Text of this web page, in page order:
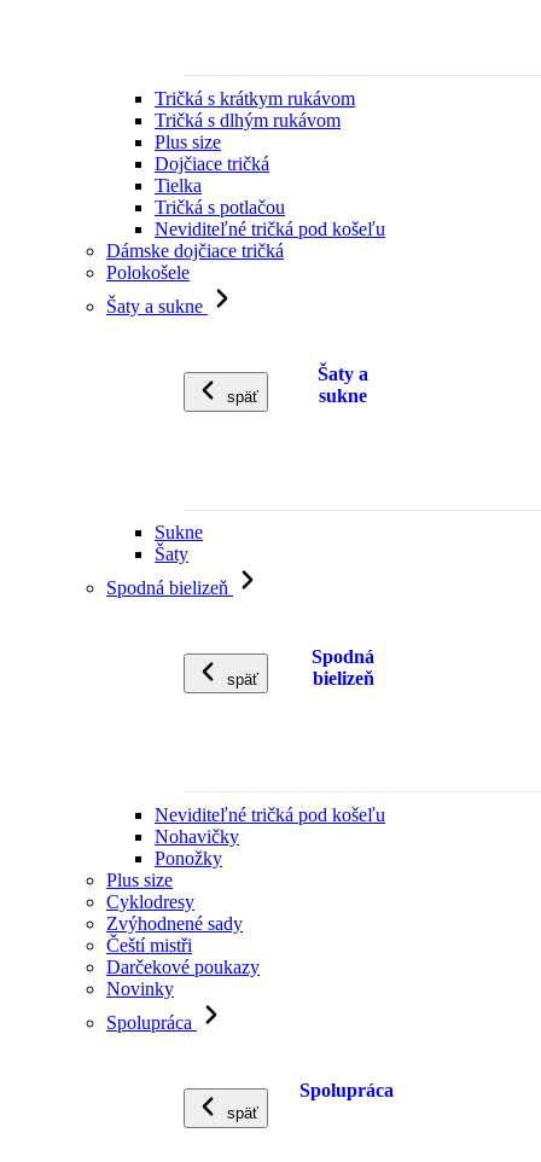
Tričká s krátkym rukávom
Tričká s dlhým rukávom
Plus size
Dojčiace tričká
Tielka
Tričká s potlačou
Neviditeľné tričká pod košeľu
Dámske dojčiace tričká
Polokošele
Šaty a sukne
späť
Šaty a
sukne
Sukne
Šaty
Spodná bielizeň
späť
Spodná
bielizeň
Neviditeľné tričká pod košeľu
Nohavičky
Ponožky
Plus size
Cyklodresy
Zvýhodnené sady
Čeští mistři
Darčekové poukazy
Novinky
Spolupráca
späť
Spolupráca